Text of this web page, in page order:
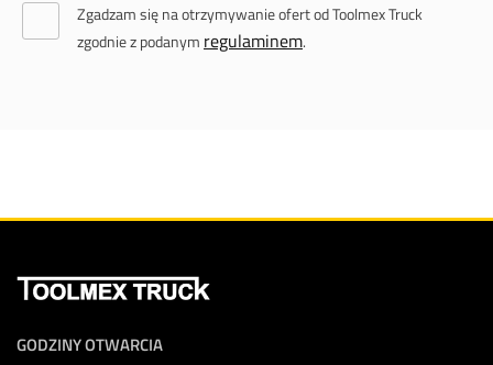
Zgadzam się na otrzymywanie ofert od Toolmex Truck
zgodnie z podanym regulaminem.
GODZINY OTWARCIA